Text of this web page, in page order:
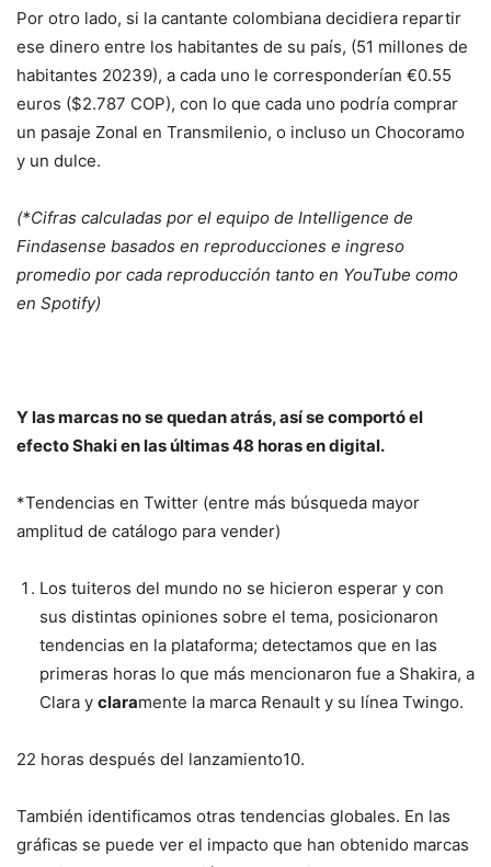
Por otro lado, si la cantante colombiana decidiera repartir
ese dinero entre los habitantes de su país, (51 millones de
habitantes 20239), a cada uno le corresponderían €0.55
euros ($2.787 COP), con lo que cada uno podría comprar
un pasaje Zonal en Transmilenio, o incluso un Chocoramo
y un dulce.
(*Cifras calculadas por el equipo de Intelligence de
Findasense basados en reproducciones e ingreso
promedio por cada reproducción tanto en YouTube como
en Spotify)
Y las marcas no se quedan atrás, así se comportó el
efecto Shaki en las últimas 48 horas en digital.
*Tendencias en Twitter (entre más búsqueda mayor
amplitud de catálogo para vender)
Los tuiteros del mundo no se hicieron esperar y con
sus distintas opiniones sobre el tema, posicionaron
tendencias en la plataforma; detectamos que en las
primeras horas lo que más mencionaron fue a Shakira, a
Clara y claramente la marca Renault y su línea Twingo.
22 horas después del lanzamiento10.
También identificamos otras tendencias globales. En las
gráficas se puede ver el impacto que han obtenido marcas